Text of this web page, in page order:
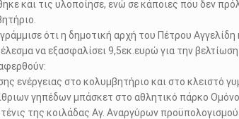
και τις υλοποίησε, ενώ σε κάποιες που δεν
ότι η δημοτική αρχή του Πέτρου
να εξασφαλίσει 9,5εκ.ευρώ για την
ενέργειας στο κολυμβητήριο και στο κλειστό
γηπέδων μπάσκετ στο αθλητικό πάρκο
της κοιλάδας Αγ. Αναργύρων